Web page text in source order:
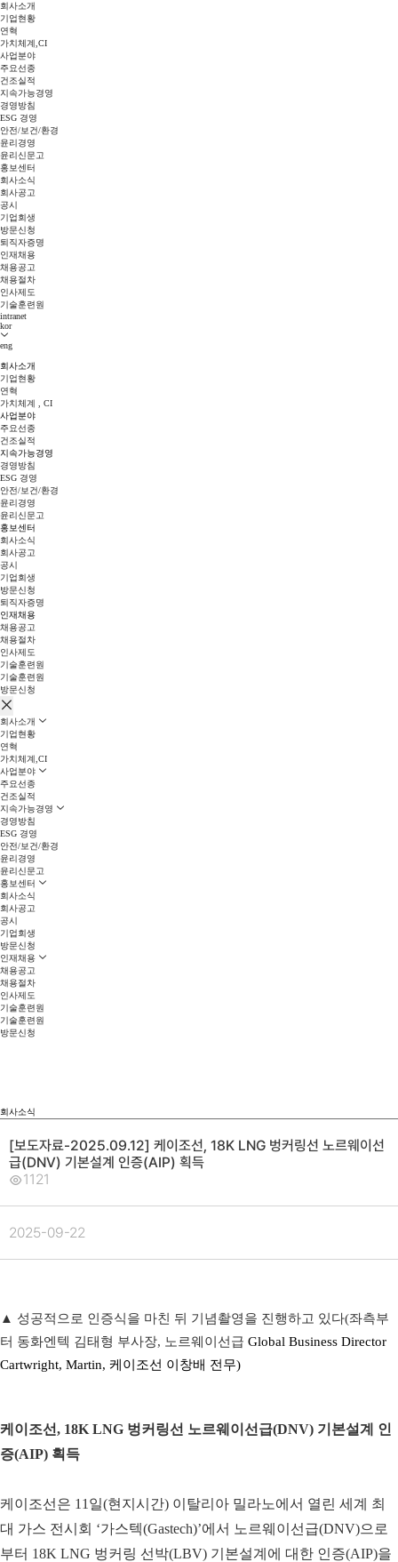
회사소개
기업현황
연혁
가치체계,CI
사업분야
주요선종
건조실적
지속가능경영
경영방침
ESG 경영
안전/보건/환경
윤리경영
윤리신문고
홍보센터
회사소식
회사공고
공시
기업회생
방문신청
퇴직자증명
인재채용
채용공고
채용절차
인사제도
기술훈련원
intranet
kor
eng
회사소개
기업현황
연혁
가치체계 , CI
사업분야
주요선종
건조실적
지속가능경영
경영방침
ESG 경영
안전/보건/환경
윤리경영
윤리신문고
홍보센터
회사소식
회사공고
공시
기업회생
방문신청
퇴직자증명
인재채용
채용공고
채용절차
인사제도
기술훈련원
기술훈련원
방문신청
회사소개
기업현황
연혁
가치체계,CI
사업분야
주요선종
건조실적
지속가능경영
경영방침
ESG 경영
안전/보건/환경
윤리경영
윤리신문고
홍보센터
회사소식
회사공고
공시
기업회생
방문신청
인재채용
채용공고
채용절차
인사제도
기술훈련원
기술훈련원
방문신청
회사소식
[보도자료-2025.09.12] 케이조선, 18K LNG 벙커링선 노르웨이선
급(DNV) 기본설계 인증(AIP) 획득
1121
2025-09-22
▲ 성공적으로 인증식을 마친 뒤 기념촬영을 진행하고 있다(좌측부
터 동화엔텍 김태형 부사장, 노르웨이선급 Global Business Director
Cartwright, Martin, 케이조선 이창배 전무)
케이조선, 18K LNG 벙커링선 노르웨이선급(DNV) 기본설계 인
증(AIP) 획득
케이조선은 11일(현지시간) 이탈리아 밀라노에서 열린 세계 최
대 가스 전시회 ‘가스텍(Gastech)’에서 노르웨이선급(DNV)으로
부터 18K LNG 벙커링 선박(LBV) 기본설계에 대한 인증(AIP)을